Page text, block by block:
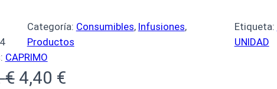
Categoría: Consumibles, Infusiones,
Productos
Etiqueta:
UNIDAD
CAPRIMO
€ 4,40 €